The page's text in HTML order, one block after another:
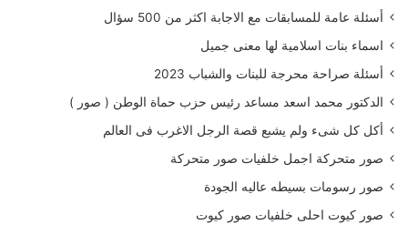
أسئلة عامة للمسابقات مع الاجابة اكثر من 500 سؤال
اسماء بنات اسلامية لها معنى جميل
أسئلة صراحة محرجة للبنات والشباب 2023
الدكتور محمد اسعد مساعد رئيس حزب حماة الوطن ( صور )
أكل كل شىء ولم يشبع قصة الرجل الاغرب فى العالم
صور متحركة اجمل خلفيات صور متحركة
صور رسومات بسيطه عاليه الجودة
صور كيوت احلى خلفيات صور كيوت